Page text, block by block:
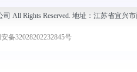
All Rights Reserved. 地址：江苏省宜兴
备32028202232845号